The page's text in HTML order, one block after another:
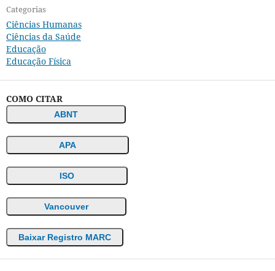
Categorias
Ciências Humanas
Ciências da Saúde
Educação
Educação Física
COMO CITAR
ABNT
APA
ISO
Vancouver
Baixar Registro MARC